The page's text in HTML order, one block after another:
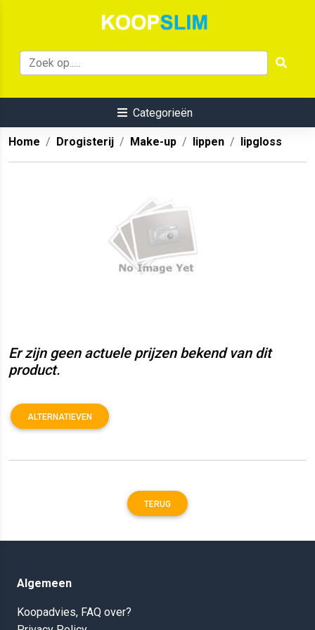
Categorieën
Home Drogisterij Make-up lippen lipgloss
Er zijn geen actuele prijzen bekend van dit
product.
ALTERNATIEVEN
TERUG
Algemeen
Koopadvies, FAQ over?